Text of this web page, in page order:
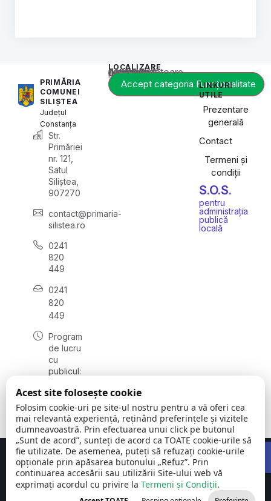
PRIMĂRIA
COMUNEI
SILIȘTEA
Județul
Constanța
Str.
Primăriei
nr. 121,
Satul
Siliștea,
907270
contact@primaria-
silistea.ro
0241
820
449
0241
820
449
Program
de lucru
cu
publicul:
vineri
08:00 –
16:00
LOCALIZARE
Acest conținut este blocat până când acceptați categoria corespunzătoare de cookie-uri.
Accept categoria Funcționalitate
LINKURI
UTILE
Prezentare
generală
Contact
Termeni și
condiții
S.O.S.
pentru
administrația
publică
locală
Comuna Siliștea©
2026
Toate
drepturile
Concept realizat deBig Media Relații Publice SRL
Acest site folosește cookie
Folosim cookie-uri pe site-ul nostru pentru a vă oferi cea
mai relevantă experiență, reținând preferințele și vizitele
dumneavoastră. Prin efectuarea unui click pe butonul
„Sunt de acord”, sunteți de acord ca TOATE cookie-urile să
fie utilizate. De asemenea, puteți să refuzați cookie-urile
opționale prin apăsarea butonului „Refuz”. Prin
continuarea accesării sau utilizării Site-ului web vă
exprimați acordul cu privire la Termeni și Condiții.